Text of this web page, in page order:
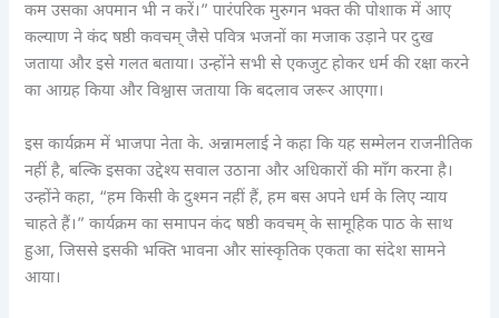
कम उसका अपमान भी न करें।” पारंपरिक मुरुगन भक्त की पोशाक में आए
कल्याण ने कंद षष्ठी कवचम् जैसे पवित्र भजनों का मजाक उड़ाने पर दुख
जताया और इसे गलत बताया। उन्होंने सभी से एकजुट होकर धर्म की रक्षा करने
का आग्रह किया और विश्वास जताया कि बदलाव जरूर आएगा।
इस कार्यक्रम में भाजपा नेता के. अन्नामलाई ने कहा कि यह सम्मेलन राजनीतिक
नहीं है, बल्कि इसका उद्देश्य सवाल उठाना और अधिकारों की माँग करना है।
उन्होंने कहा, “हम किसी के दुश्मन नहीं हैं, हम बस अपने धर्म के लिए न्याय
चाहते हैं।” कार्यक्रम का समापन कंद षष्ठी कवचम् के सामूहिक पाठ के साथ
हुआ, जिससे इसकी भक्ति भावना और सांस्कृतिक एकता का संदेश सामने
आया।